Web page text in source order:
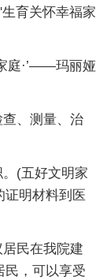
育关怀幸福家
庭·’——玛丽娅
、测量、治
(五好文明家
证明材料到医
民在我院建
民，可以享受